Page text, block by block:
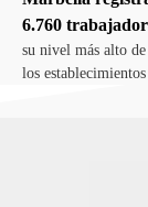
6.760
su nivel más alto
los